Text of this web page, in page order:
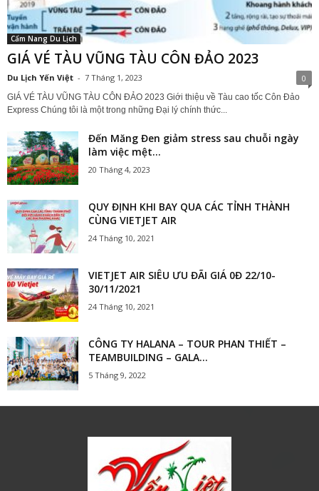
Cẩm Nang Du Lịch
GIÁ VÉ TÀU VŨNG TÀU CÔN ĐẢO 2023
Du Lịch Yến Việt - 7 Tháng 1, 2023 0
GIÁ VÉ TÀU VŨNG TÀU CÔN ĐẢO 2023 Giới thiệu về Tàu cao tốc Côn Đảo
Express Chúng tôi là một trong những Đại lý chính thức...
Đến Măng Đen giảm stress sau chuỗi ngày
làm việc mệt...
20 Tháng 4, 2023
QUY ĐỊNH KHI BAY QUA CÁC TỈNH THÀNH
CÙNG VIETJET AIR
24 Tháng 10, 2021
VIETJET AIR SIÊU ƯU ĐÃI GIÁ 0Đ 22/10-
30/11/2021
24 Tháng 10, 2021
CÔNG TY HALANA – TOUR PHAN THIẾT –
TEAMBUILDING – GALA...
5 Tháng 9, 2022